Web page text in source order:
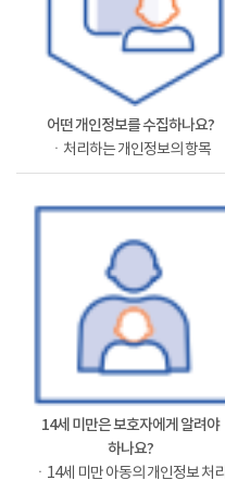
어떤 개인정보를 수집하나요?
ㆍ처리하는 개인정보의 항목
14세 미만은 보호자에게 알려야
하나요?
ㆍ14세 미만 아동의 개인정보 처리